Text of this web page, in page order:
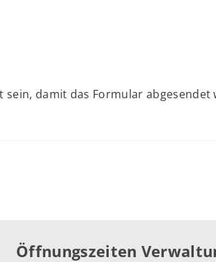
damit das Formular abgesendet
Öffnungszeiten